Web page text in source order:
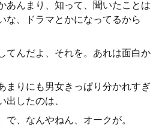
あんまり、知って、聞いたことは
な、ドラマとかになってるから
てんだよ、それを。あれは面白か
まりにも男女きっぱり分かれすぎ
したのは、
で、なんやねん、オークが。